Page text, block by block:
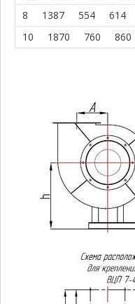
8
1387 554 614
10
1870 760 860